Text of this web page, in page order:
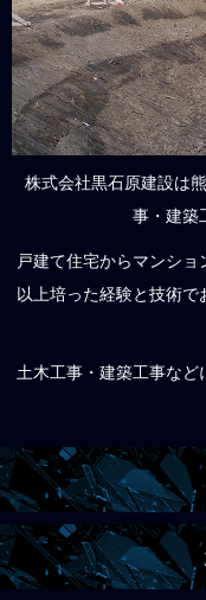
株式会社黒石原建設は
事・建築
戸建て住宅からマンシ
以上培った経験と技術で
土木工事・建築工事な